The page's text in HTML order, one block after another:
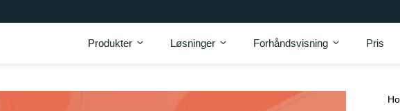
Produkter Løsninger Forhåndsvisning Pris